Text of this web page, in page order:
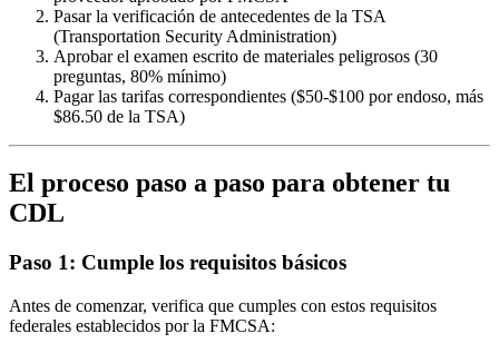
Pasar la verificación de antecedentes de la TSA
(Transportation Security Administration)
Aprobar el examen escrito de materiales peligrosos (30
preguntas, 80% mínimo)
Pagar las tarifas correspondientes ($50-$100 por endoso, más
$86.50 de la TSA)
El proceso paso a paso para obtener tu
CDL
Paso 1: Cumple los requisitos básicos
Antes de comenzar, verifica que cumples con estos requisitos
federales establecidos por la FMCSA: